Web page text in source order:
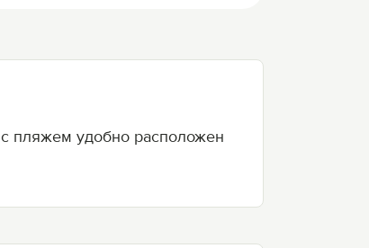
пляжем удобно расположен